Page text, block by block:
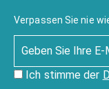
Verpassen Sie nie
Ich stimme der